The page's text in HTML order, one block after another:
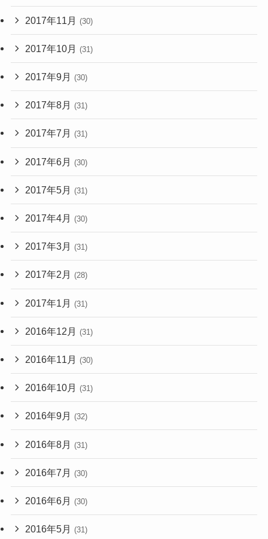
2017年11月 (30)
2017年10月 (31)
2017年9月 (30)
2017年8月 (31)
2017年7月 (31)
2017年6月 (30)
2017年5月 (31)
2017年4月 (30)
2017年3月 (31)
2017年2月 (28)
2017年1月 (31)
2016年12月 (31)
2016年11月 (30)
2016年10月 (31)
2016年9月 (32)
2016年8月 (31)
2016年7月 (30)
2016年6月 (30)
2016年5月 (31)